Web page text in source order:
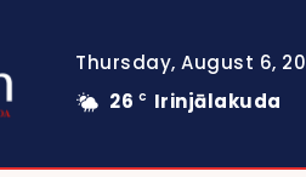
Thursday, August 6,
26 C Irinjālakuda